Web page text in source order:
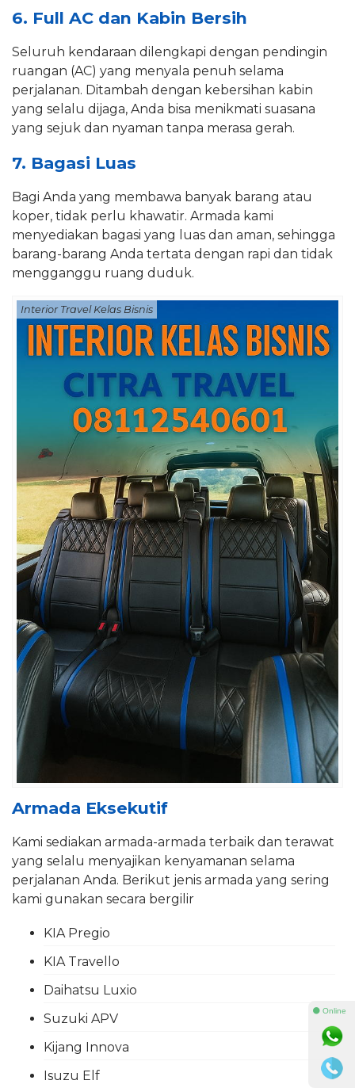
6. Full AC dan Kabin Bersih
Seluruh kendaraan dilengkapi dengan pendingin
ruangan (AC) yang menyala penuh selama
perjalanan. Ditambah dengan kebersihan kabin
yang selalu dijaga, Anda bisa menikmati suasana
yang sejuk dan nyaman tanpa merasa gerah.
7. Bagasi Luas
Bagi Anda yang membawa banyak barang atau
koper, tidak perlu khawatir. Armada kami
menyediakan bagasi yang luas dan aman, sehingga
barang-barang Anda tertata dengan rapi dan tidak
mengganggu ruang duduk.
Interior Travel Kelas Bisnis
Armada Eksekutif
Kami sediakan armada-armada terbaik dan terawat
yang selalu menyajikan kenyamanan selama
perjalanan Anda. Berikut jenis armada yang sering
kami gunakan secara bergilir
KIA Pregio
KIA Travello
Daihatsu Luxio
Suzuki APV
Kijang Innova
Isuzu Elf
⚫ Online